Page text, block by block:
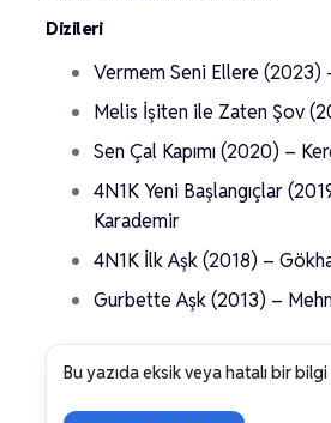
Dizileri
Vermem Seni Ellere (2023)
Melis İşiten ile Zaten Şov
Sen Çal Kapımı (2020) –
4N1K Yeni Başlangıçlar
Karademir
4N1K İlk Aşk (2018) –
Gurbette Aşk (2013) –
Bu yazıda eksik veya hatalı bir bilgi